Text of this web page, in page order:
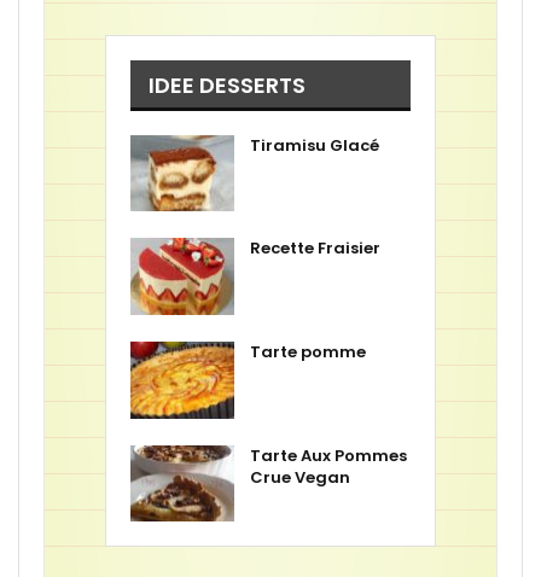
IDEE DESSERTS
Tiramisu Glacé
Recette Fraisier
Tarte pomme
Tarte Aux Pommes
Crue Vegan